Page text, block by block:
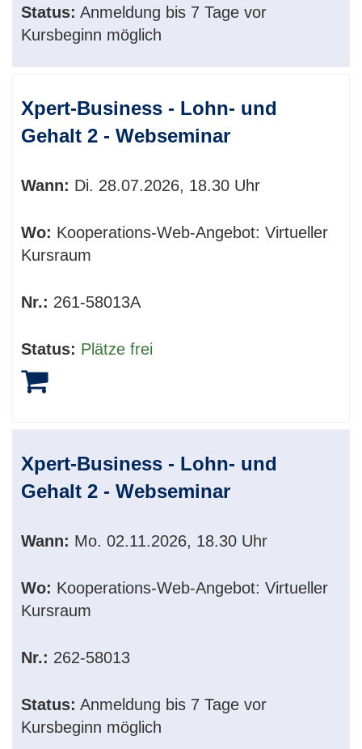
Status: Anmeldung bis 7 Tage vor
Kursbeginn möglich
Xpert-Business - Lohn- und
Gehalt 2 - Webseminar
Wann: Di. 28.07.2026, 18.30 Uhr
Wo: Kooperations-Web-Angebot: Virtueller
Kursraum
Nr.: 261-58013A
Status: Plätze frei
Xpert-Business - Lohn- und
Gehalt 2 - Webseminar
Wann: Mo. 02.11.2026, 18.30 Uhr
Wo: Kooperations-Web-Angebot: Virtueller
Kursraum
Nr.: 262-58013
Status: Anmeldung bis 7 Tage vor
Kursbeginn möglich